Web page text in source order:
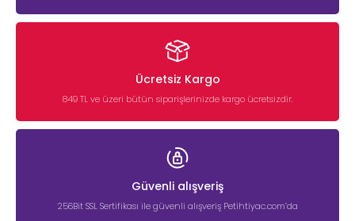
Ücretsiz Kargo
849 TL ve üzeri bütün siparişlerinizde kargo ücretsizdir.
Güvenli alışveriş
256Bit SSL Sertifikası ile güvenli alışveriş Petihtiyac.com’da